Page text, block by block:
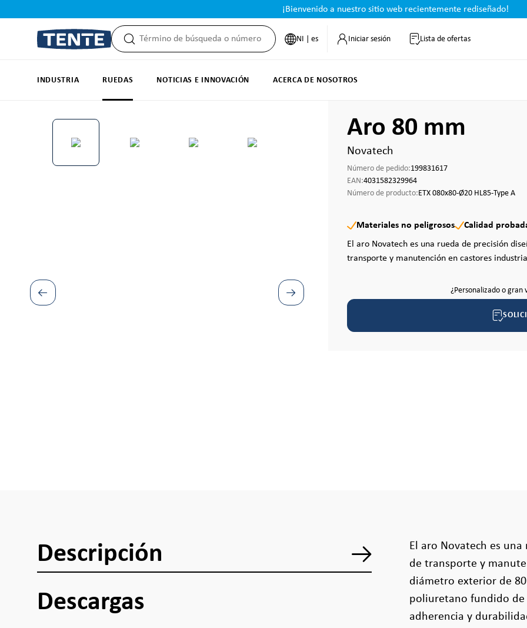
¡Bienvenido a nuestro sitio web recientemente rediseñado!
NI | es Iniciar sesión Lista de ofertas
INDUSTRIA RUEDAS NOTICIAS E INNOVACIÓN ACERCA DE NOSOTROS
Omitir galería de imágenes Aro 80 mm
Novatech
Número de pedido:199831617
EAN:4031582329964
Número de producto:ETX 080x80-Ø20 HL85-Type A
Materiales no peligrosos
Calidad
El aro Novatech es una rueda de precisión
transporte y manutención en castores
¿Personalizado o gran
Descripción
Descargas
El aro Novatech es
de transporte y
diámetro exterior de
poliuretano fundido de
adherencia y